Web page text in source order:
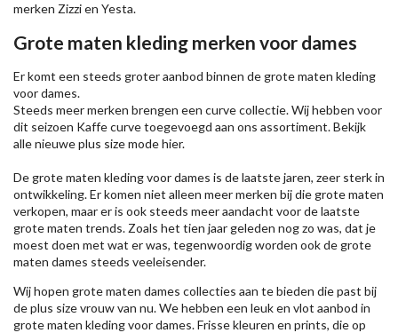
merken Zizzien Yesta.
Grote maten kleding merken voor dames
Er komt een steeds groter aanbod binnen de grote maten kleding
voor dames.
Steeds meer merken brengen een curve collectie. Wij hebben voor
dit seizoen Kaffecurve toegevoegd aan ons assortiment. Bekijk
alle nieuweplus size modehier.
De grote maten kleding voor dames is de laatste jaren, zeer sterk in
ontwikkeling. Er komen niet alleen meer merken bij die grote maten
verkopen, maar er is ook steeds meer aandacht voor de laatste
grote maten trends. Zoals het tien jaar geleden nog zo was, dat je
moest doen met wat er was, tegenwoordig worden ook de grote
maten dames steeds veeleisender.
Wij hopen grote maten dames collecties aan te bieden die past bij
de plus size vrouw van nu. We hebben een leuk en vlot aanbod in
grote maten kleding voor dames. Frisse kleuren en prints, die op